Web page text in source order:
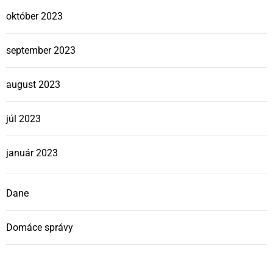
október 2023
september 2023
august 2023
júl 2023
január 2023
Dane
Domáce správy